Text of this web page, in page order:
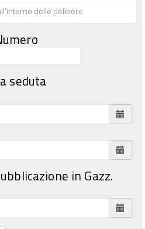
seduta
in Gazz.